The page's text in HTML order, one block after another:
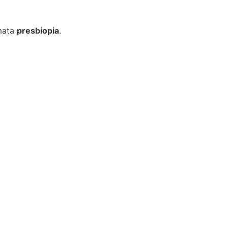
presbiopia.